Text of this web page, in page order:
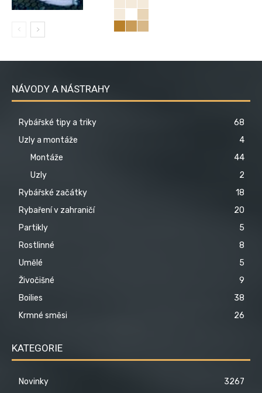
NÁVODY A NÁSTRAHY
Rybářské tipy a triky
68
Uzly a montáže
4
Montáže
44
Uzly
2
Rybářské začátky
18
Rybaření v zahraničí
20
Partikly
5
Rostlinné
8
Umělé
5
Živočišné
9
Boilies
38
Krmné směsi
26
KATEGORIE
Novinky
3267